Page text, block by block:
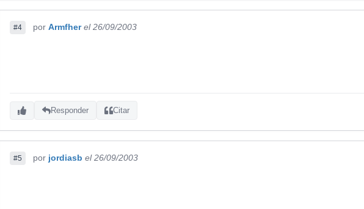
#4 por Armfher el 26/09/2003
Responder Citar
#5 por jordiasb el 26/09/2003